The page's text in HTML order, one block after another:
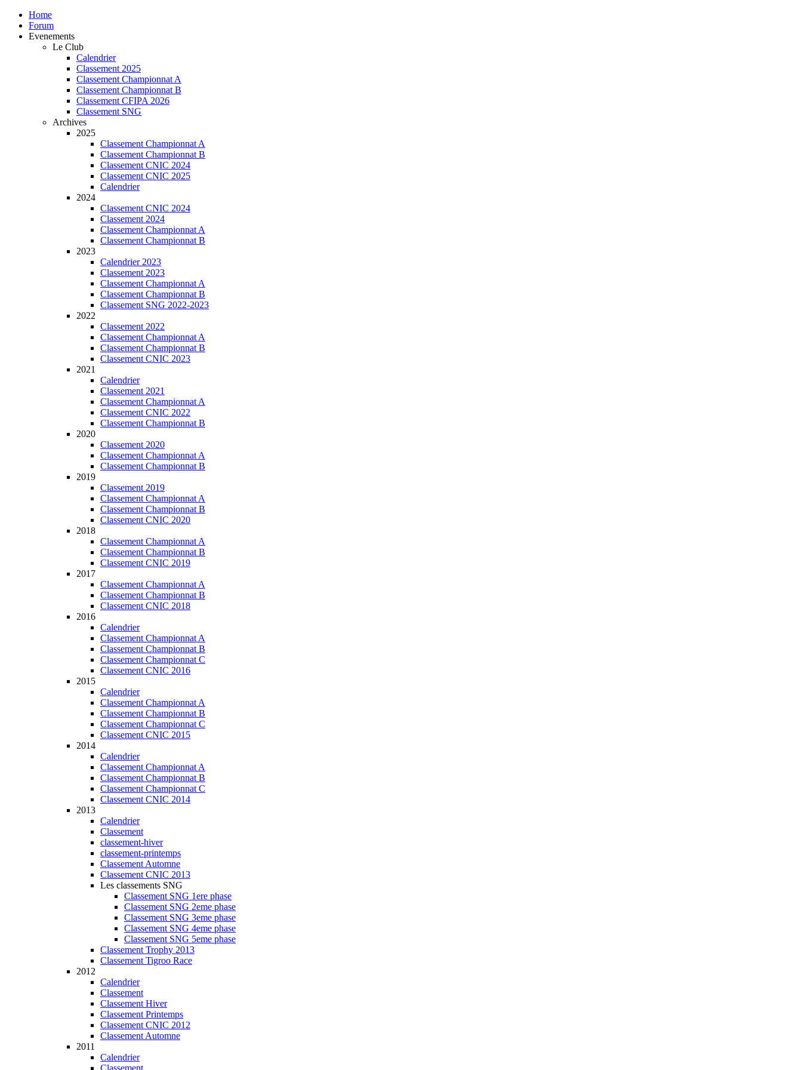
Home
Forum
Evenements
Le Club
Calendrier
Classement 2025
Classement Championnat A
Classement Championnat B
Classement CFIPA 2026
Classement SNG
Archives
2025
Classement Championnat A
Classement Championnat B
Classement CNIC 2024
Classement CNIC 2025
Calendrier
2024
Classement CNIC 2024
Classement 2024
Classement Championnat A
Classement Championnat B
2023
Calendrier 2023
Classement 2023
Classement Championnat A
Classement Championnat B
Classement SNG 2022-2023
2022
Classement 2022
Classement Championnat A
Classement Championnat B
Classement CNIC 2023
2021
Calendrier
Classement 2021
Classement Championnat A
Classement CNIC 2022
Classement Championnat B
2020
Classement 2020
Classement Championnat A
Classement Championnat B
2019
Classement 2019
Classement Championnat A
Classement Championnat B
Classement CNIC 2020
2018
Classement Championnat A
Classement Championnat B
Classement CNIC 2019
2017
Classement Championnat A
Classement Championnat B
Classement CNIC 2018
2016
Calendrier
Classement Championnat A
Classement Championnat B
Classement Championnat C
Classement CNIC 2016
2015
Calendrier
Classement Championnat A
Classement Championnat B
Classement Championnat C
Classement CNIC 2015
2014
Calendrier
Classement Championnat A
Classement Championnat B
Classement Championnat C
Classement CNIC 2014
2013
Calendrier
Classement
classement-hiver
classement-printemps
Classement Automne
Classement CNIC 2013
Les classements SNG
Classement SNG 1ere phase
Classement SNG 2eme phase
Classement SNG 3eme phase
Classement SNG 4eme phase
Classement SNG 5eme phase
Classement Trophy 2013
Classement Tigroo Race
2012
Calendrier
Classement
Classement Hiver
Classement Printemps
Classement CNIC 2012
Classement Automne
2011
Calendrier
Classement